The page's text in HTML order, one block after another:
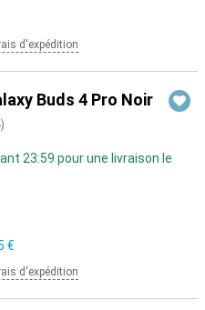
d'expédition
Buds 4 Pro Noir
)
23:59 pour une livraison le
€
d'expédition